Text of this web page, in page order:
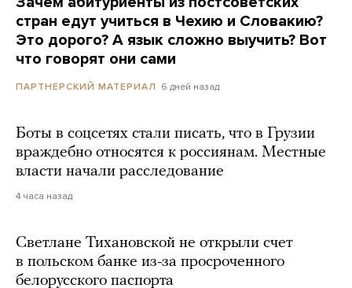
стран едут учиться в Чехию и Словакию?
Это дорого? А язык сложно выучить? Вот
что говорят они сами
ПАРТНЕРСКИЙ МАТЕРИАЛ 6 дней назад
Боты в соцсетях стали писать, что в Грузии
враждебно относятся к россиянам. Местные
власти начали расследование
4 часа назад
Светлане Тихановской не открыли счет
в польском банке из-за просроченного
белорусского паспорта